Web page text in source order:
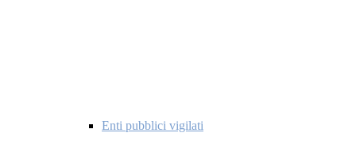
Enti pubblici vigilati